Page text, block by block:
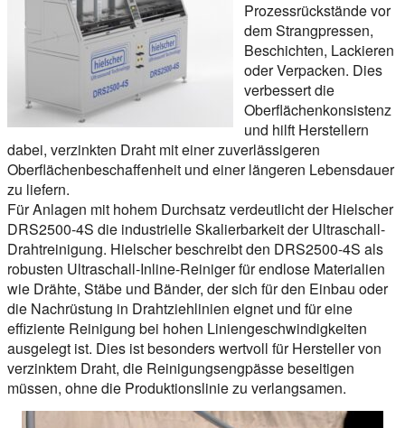
Prozessrückstände vor
dem Strangpressen,
Beschichten, Lackieren
oder Verpacken. Dies
verbessert die
Oberflächenkonsistenz
und hilft Herstellern
dabei, verzinkten Draht mit einer zuverlässigeren
Oberflächenbeschaffenheit und einer längeren Lebensdauer
zu liefern.
Für Anlagen mit hohem Durchsatz verdeutlicht der Hielscher
DRS2500-4S die industrielle Skalierbarkeit der Ultraschall-
Drahtreinigung. Hielscher beschreibt den DRS2500-4S als
robusten Ultraschall-Inline-Reiniger für endlose Materialien
wie Drähte, Stäbe und Bänder, der sich für den Einbau oder
die Nachrüstung in Drahtziehlinien eignet und für eine
effiziente Reinigung bei hohen Liniengeschwindigkeiten
ausgelegt ist. Dies ist besonders wertvoll für Hersteller von
verzinktem Draht, die Reinigungsengpässe beseitigen
müssen, ohne die Produktionslinie zu verlangsamen.